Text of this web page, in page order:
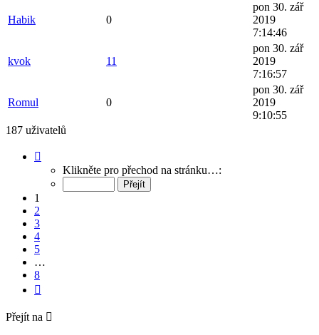
Habik 0
pon 30. zář
2019
7:14:46
kvok 11
pon 30. zář
2019
7:16:57
Romul 0
pon 30. zář
2019
9:10:55
187 uživatelů
Klikněte pro přechod na stránku…:
1
2
3
4
5
…
8
Přejít na